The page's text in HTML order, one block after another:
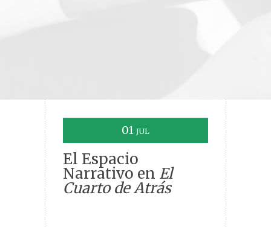
01 JUL
El Espacio
Narrativo en El
Cuarto de Atrás